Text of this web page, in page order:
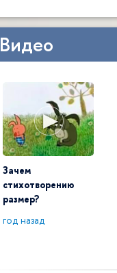
Видео
Зачем
стихотворению
размер?
год назад